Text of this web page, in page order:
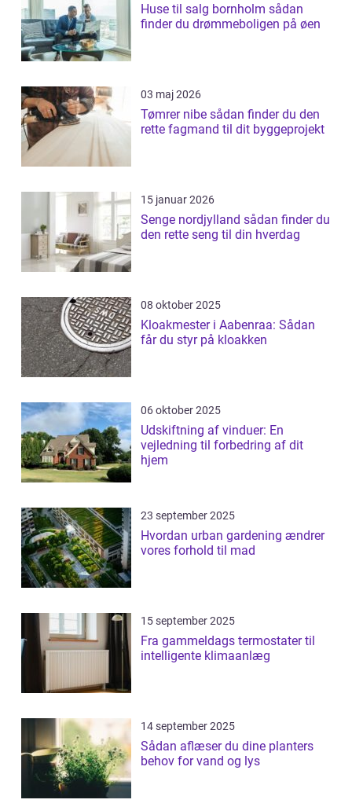
Huse til salg bornholm sådan
finder du drømmeboligen på øen
03 maj 2026
Tømrer nibe sådan finder du den
rette fagmand til dit byggeprojekt
15 januar 2026
Senge nordjylland sådan finder du
den rette seng til din hverdag
08 oktober 2025
Kloakmester i Aabenraa: Sådan
får du styr på kloakken
06 oktober 2025
Udskiftning af vinduer: En
vejledning til forbedring af dit
hjem
23 september 2025
Hvordan urban gardening ændrer
vores forhold til mad
15 september 2025
Fra gammeldags termostater til
intelligente klimaanlæg
14 september 2025
Sådan aflæser du dine planters
behov for vand og lys